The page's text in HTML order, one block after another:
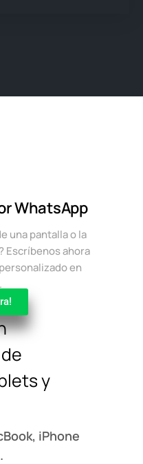
WhatsApp
una pantalla o la
Escríbenos ahora
en
y
iPhone